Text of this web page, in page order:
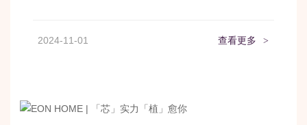
2024-11-01 查看更多 >